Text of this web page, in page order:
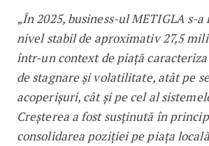
„În 2025, business-ul METIGLA s-
nivel stabil de aproximativ 27,5
într-un context de piață
de stagnare și volatilitate, atât pe
acoperișuri, cât și pe cel al
Creșterea a fost susținută în
consolidarea poziției pe piața